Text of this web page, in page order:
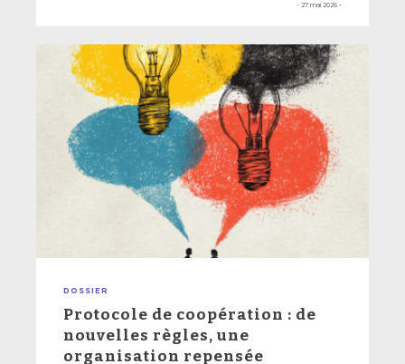
- 27 mai 2026 -
DOSSIER
Protocole de coopération : de
nouvelles règles, une
organisation repensée